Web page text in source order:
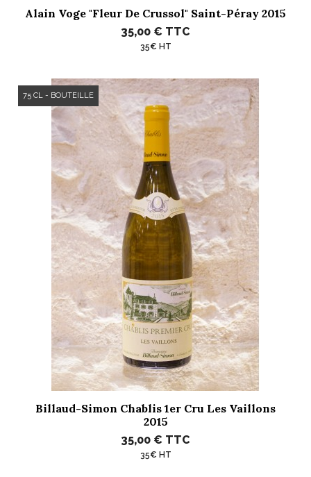
Alain Voge "Fleur De Crussol" Saint-Péray 2015
35,00 € TTC
35€ HT
Billaud-Simon Chablis 1er Cru Les Vaillons
2015
35,00 € TTC
35€ HT
75 CL - BOUTEILLE